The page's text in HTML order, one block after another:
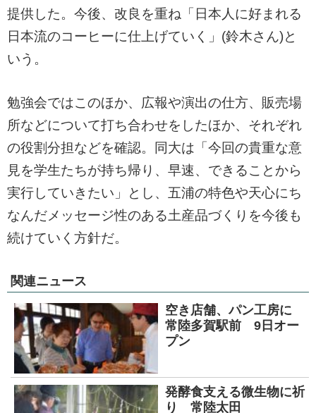
提供した。今後、改良を重ね「日本人に好まれる
日本流のコーヒーに仕上げていく」(鈴木さん)と
いう。
勉強会ではこのほか、広報や演出の仕方、販売場
所などについて打ち合わせをしたほか、それぞれ
の役割分担などを確認。同大は「今回の貴重な意
見を学生たちが持ち帰り、早速、できることから
実行していきたい」とし、五浦の特色や天心にち
なんだメッセージ性のある土産品づくりを今後も
続けていく方針だ。
関連ニュース
空き店舗、パン工房に
常陸多賀駅前 9日オー
プン
発酵食支える微生物に祈
り 常陸太田